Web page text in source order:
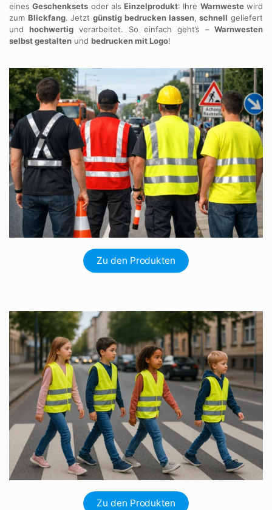
einesGeschenksets oder alsEinzelprodukt: Ihre Warnwestewird
zum Blickfang. Jetztgünstig bedrucken lassen,schnell geliefert
und hochwertig verarbeitet. So einfach geht’s – Warnwesten
selbst gestalten und bedrucken mit Logo!
Zu den Produkten
Zu den Produkten